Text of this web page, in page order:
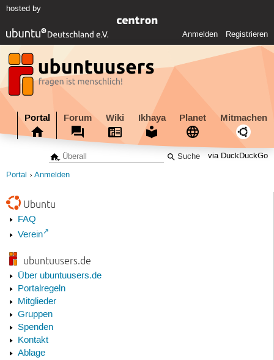
hosted by
Anmelden Registrieren
Portal Forum Wiki Ikhaya Planet Mitmachen
via DuckDuckGo
Portal Anmelden
Ubuntu
FAQ
Verein
ubuntuusers.de
Über ubuntuusers.de
Portalregeln
Mitglieder
Gruppen
Spenden
Kontakt
Ablage